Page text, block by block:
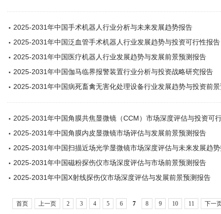
2025-2031年中国手术机器人行业分析与未来发展趋势报告
2025-2031年中国泛血管手术机器人行业发展趋势与投资可行性报告
2025-2031年中国医疗机器人行业发展趋势与发展前景预测报告
2025-2031年中国伽马临界报警装置行业分析与投资战略研究报告
2025-2031年中国病死畜禽无害化处理设备行业发展趋势与投资前
2025-2031年中国角膜共焦显微镜（CCM）市场深度评估与投资可
2025-2031年中国角膜内皮显微镜市场评估与发展前景预测报告
2025-2031年中国扫描近场光学显微镜市场深度评估与未来发展趋
2025-2031年中国磁粉探伤仪市场深度评估与市场前景预测报告
2025-2031年中国X射线探伤仪市场深度评估与发展前景预测报告
首页 上一页 2 3 4 5 6 7 8 9 10 11 下一